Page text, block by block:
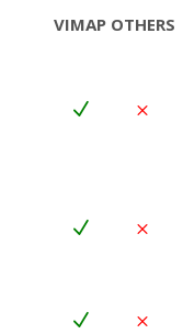
VIMAP OTHERS
N M
N M
N M